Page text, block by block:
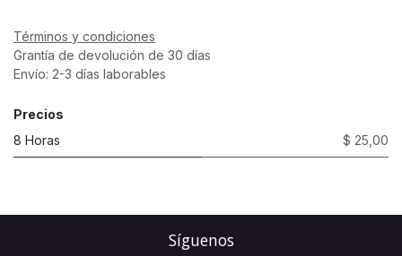
Términos y condiciones
Grantía de devolución de 30 días
Envío: 2-3 días laborables
Precios
8 Horas
$ 25,00
Síguenos